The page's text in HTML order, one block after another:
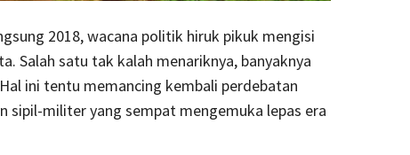
2018, wacana politik hiruk pikuk mengisi
Salah satu tak kalah menariknya, banyaknya
ini tentu memancing kembali perdebatan
sipil-militer yang sempat mengemuka lepas era